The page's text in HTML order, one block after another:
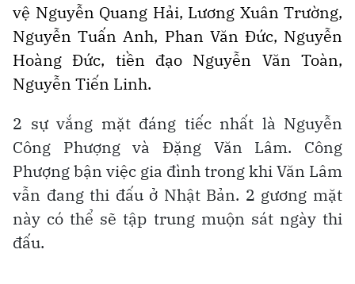
vệ Nguyễn Quang Hải, Lương Xuân Trường,
Nguyễn Tuấn Anh, Phan Văn Đức, Nguyễn
Hoàng Đức, tiền đạo Nguyễn Văn Toàn,
Nguyễn Tiến Linh.
2 sự vắng mặt đáng tiếc nhất là Nguyễn
Công Phượng và Đặng Văn Lâm. Công
Phượng bận việc gia đình trong khi Văn Lâm
vẫn đang thi đấu ở Nhật Bản. 2 gương mặt
này có thể sẽ tập trung muộn sát ngày thi
đấu.